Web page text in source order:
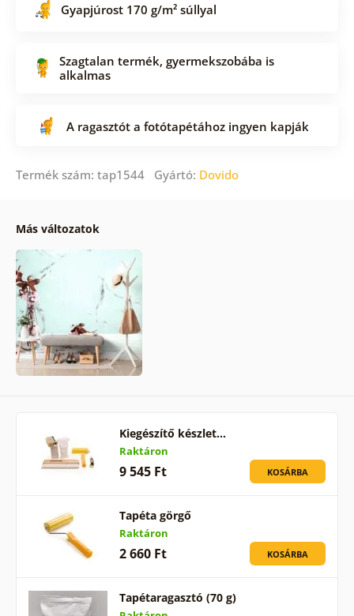
Gyapjúrost 170 g/m² súllyal
Szagtalan termék, gyermekszobába is
alkalmas
A ragasztót a fotótapétához ingyen kapják
Termék szám: tap1544 Gyártó: Dovido
Más változatok
Kiegészítő készlet…
Raktáron
9 545 Ft KOSÁRBA
Tapéta görgő
Raktáron
2 660 Ft KOSÁRBA
Tapétaragasztó (70 g)